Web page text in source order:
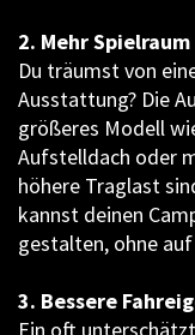
2. Mehr
Du träumst von
Ausstattung? Die
größeres Modell
Aufstelldach oder
höhere Traglast
kannst deinen
gestalten, ohne
3. Bessere